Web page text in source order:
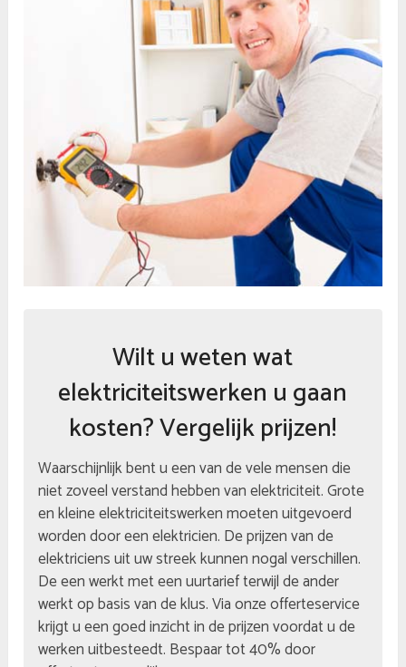
Wilt u weten wat
elektriciteitswerken u gaan
kosten? Vergelijk prijzen!
Waarschijnlijk bent u een van de vele mensen die
niet zoveel verstand hebben van elektriciteit. Grote
en kleine elektriciteitswerken moeten uitgevoerd
worden door een elektricien. De prijzen van de
elektriciens uit uw streek kunnen nogal verschillen.
De een werkt met een uurtarief terwijl de ander
werkt op basis van de klus. Via onze offerteservice
krijgt u een goed inzicht in de prijzen voordat u de
werken uitbesteedt. Bespaar tot 40% door